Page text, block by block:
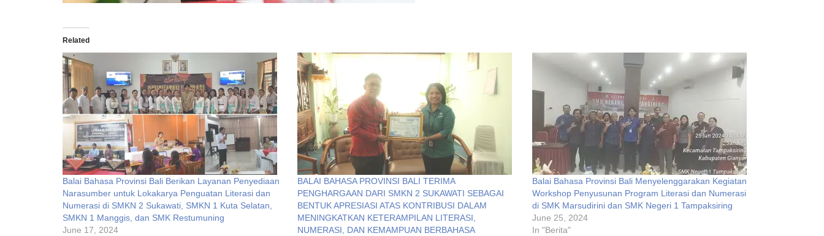
Related
Balai Bahasa Provinsi Bali Berikan Layanan Penyediaan
Narasumber untuk Lokakarya Penguatan Literasi dan
Numerasi di SMKN 2 Sukawati, SMKN 1 Kuta Selatan,
SMKN 1 Manggis, dan SMK Restumuning
June 17, 2024
BALAI BAHASA PROVINSI BALI TERIMA
PENGHARGAAN DARI SMKN 2 SUKAWATI SEBAGAI
BENTUK APRESIASI ATAS KONTRIBUSI DALAM
MENINGKATKAN KETERAMPILAN LITERASI,
NUMERASI, DAN KEMAMPUAN BERBAHASA
Balai Bahasa Provinsi Bali Menyelenggarakan Kegiatan
Workshop Penyusunan Program Literasi dan Numerasi
di SMK Marsudirini dan SMK Negeri 1 Tampaksiring
June 25, 2024
In "Berita"